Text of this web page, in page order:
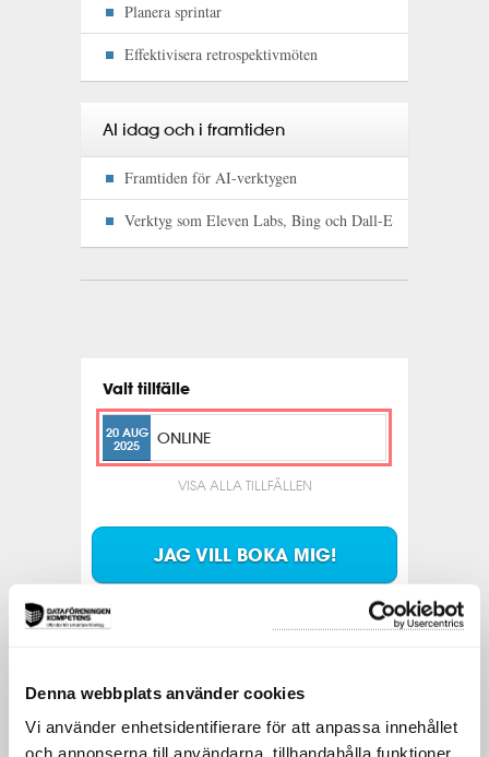
Denna webbplats använder cookies
Vi använder enhetsidentifierare för att anpassa innehållet
och annonserna till användarna, tillhandahålla funktioner
Planera sprintar
Effektivisera retrospektivmöten
AI idag och i framtiden
Framtiden för AI-verktygen
Verktyg som Eleven Labs, Bing och Dall-E
Valt tillfälle
20 AUG
2025
ONLINE
VISA ALLA TILLFÄLLEN
JAG VILL BOKA MIG!
20 augusti
Plats